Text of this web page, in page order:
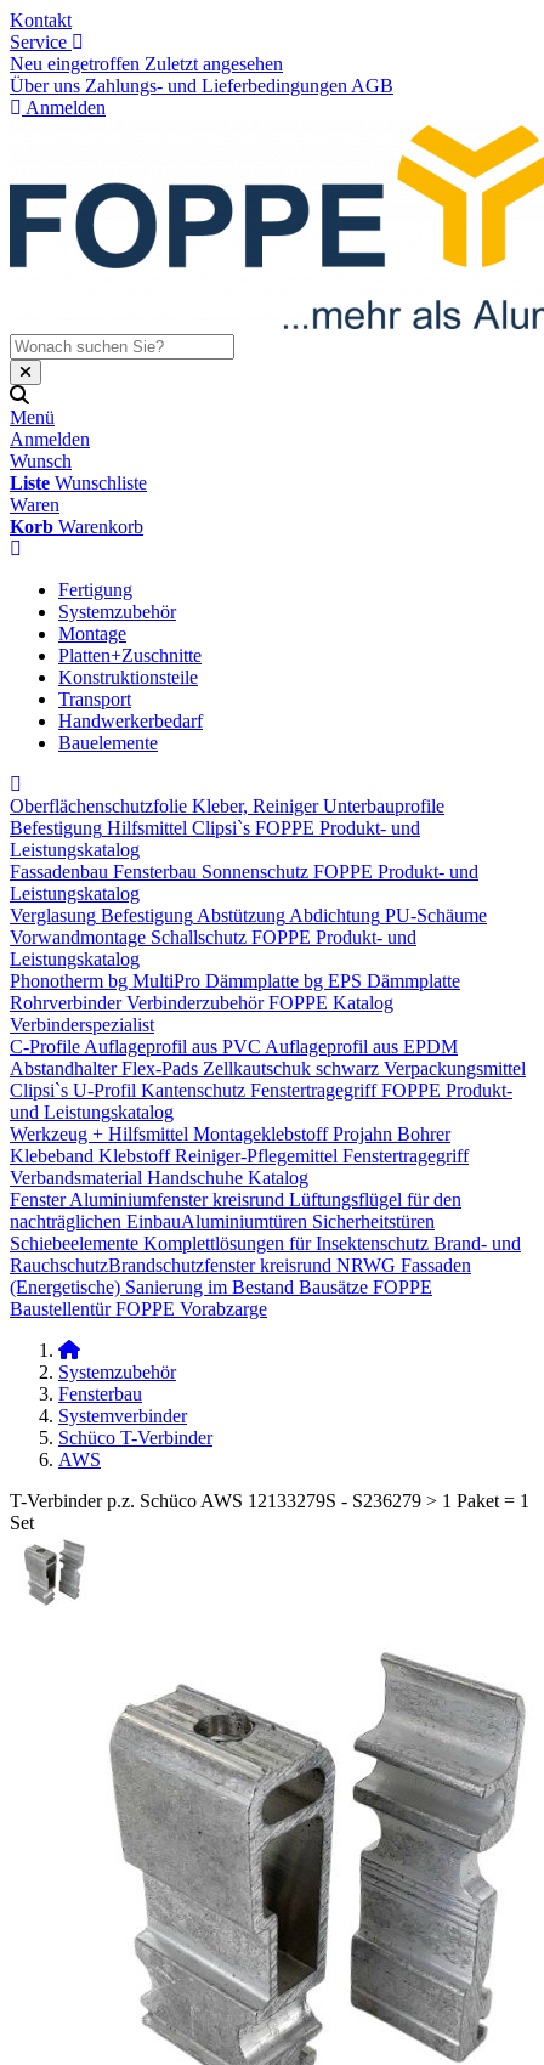
Kontakt
Service
Neu eingetroffen Zuletzt angesehen
Über uns Zahlungs- und Lieferbedingungen AGB
Anmelden
Menü
Anmelden
Wunsch
Liste Wunschliste
Waren
Korb Warenkorb
Fertigung
Systemzubehör
Montage
Platten+Zuschnitte
Konstruktionsteile
Transport
Handwerkerbedarf
Bauelemente
Oberflächenschutzfolie Kleber, Reiniger Unterbauprofile
Befestigung Hilfsmittel Clipsi`s FOPPE Produkt- und
Leistungskatalog
Fassadenbau Fensterbau Sonnenschutz FOPPE Produkt- und
Leistungskatalog
Verglasung Befestigung Abstützung Abdichtung PU-Schäume
Vorwandmontage Schallschutz FOPPE Produkt- und
Leistungskatalog
Phonotherm bg MultiPro Dämmplatte bg EPS Dämmplatte
Rohrverbinder Verbinderzubehör FOPPE Katalog
Verbinderspezialist
C-Profile Auflageprofil aus PVC Auflageprofil aus EPDM
Abstandhalter Flex-Pads Zellkautschuk schwarz Verpackungsmittel
Clipsi`s U-Profil Kantenschutz Fenstertragegriff FOPPE Produkt-
und Leistungskatalog
Werkzeug + Hilfsmittel Montageklebstoff Projahn Bohrer
Klebeband Klebstoff Reiniger-Pflegemittel Fenstertragegriff
Verbandsmaterial Handschuhe Katalog
Fenster Aluminiumfenster kreisrund Lüftungsflügel für den
nachträglichen Einbau​Aluminiumtüren Sicherheitstüren
Schiebeelemente Komplettlösungen für Insektenschutz Brand- und
Rauchschutz​Brandschutzfenster kreisrund NRWG Fassaden
(Energetische) Sanierung im Bestand Bausätze FOPPE
Baustellentür FOPPE Vorabzarge
Systemzubehör
Fensterbau
Systemverbinder
Schüco T-Verbinder
AWS
T-Verbinder p.z. Schüco AWS 12133279S - S236279 > 1 Paket = 1
Set